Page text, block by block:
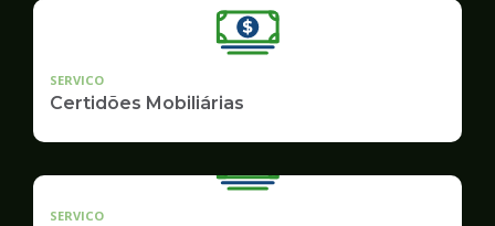
SERVICO
Certidões Mobiliárias
SERVICO